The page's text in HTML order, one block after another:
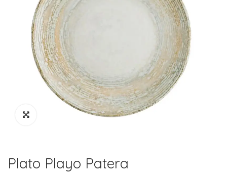
Plato Playo Patera